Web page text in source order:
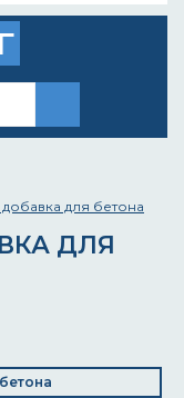
для бетона
ДЛЯ